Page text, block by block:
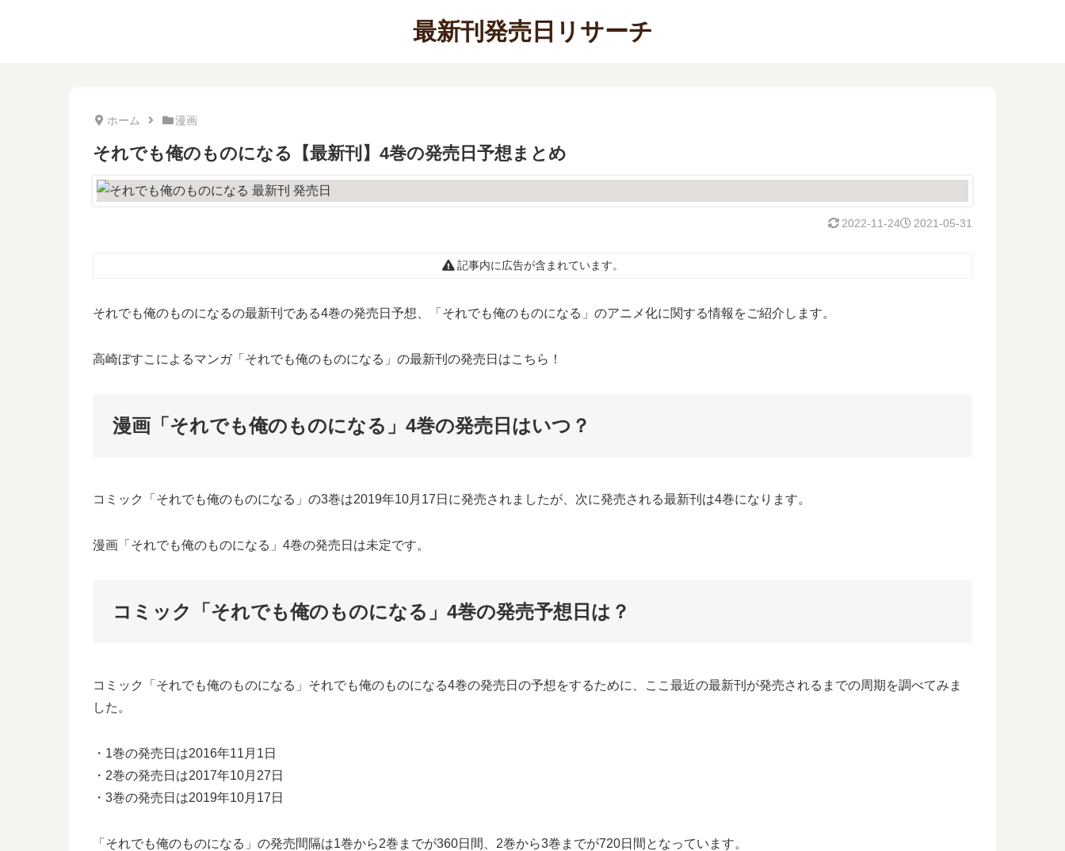
最新刊発売日リサーチ
ホーム 漫画
それでも俺のものになる【最新刊】4巻の発売日予想まとめ
2021-05-31
2022-11-24
記事内に広告が含まれています。
それでも俺のものになるの最新刊である4巻の発売日予想、「それでも俺のものになる」のアニメ化に関する情報をご紹介します。
高崎ぼすこによるマンガ「それでも俺のものになる」の最新刊の発売日はこちら！
漫画「それでも俺のものになる」4巻の発売日はいつ？
コミック「それでも俺のものになる」の3巻は2019年10月17日に発売されましたが、次に発売される最新刊は4巻になります。
漫画「それでも俺のものになる」4巻の発売日は未定です。
コミック「それでも俺のものになる」4巻の発売予想日は？
コミック「それでも俺のものになる」それでも俺のものになる4巻の発売日の予想をするために、ここ最近の最新刊が発売されるまでの周期を調べてみま
した。
・1巻の発売日は2016年11月1日
・2巻の発売日は2017年10月27日
・3巻の発売日は2019年10月17日
「それでも俺のものになる」の発売間隔は1巻から2巻までが360日間、2巻から3巻までが720日間となっています。